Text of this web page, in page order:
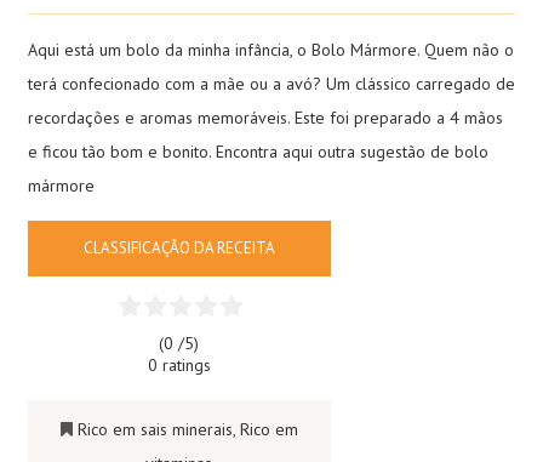
Aqui está um bolo da minha infância, o Bolo Mármore. Quem não o
terá confecionado com a mãe ou a avó? Um clássico carregado de
recordações e aromas memoráveis. Este foi preparado a 4 mãos
e ficou tão bom e bonito. Encontra aqui outra sugestão de bolo
mármore
CLASSIFICAÇÃO DA RECEITA
(0 /5)
0 ratings
Rico em sais minerais, Rico em